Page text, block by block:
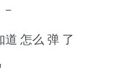
道 怎么 弹 了